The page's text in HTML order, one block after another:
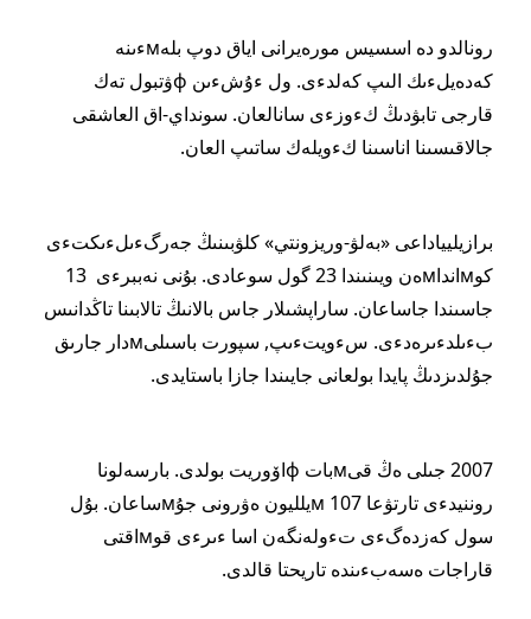
رونالدو دە اسسيس مورەيرانى اياق دوپ بلەмءىنە
كەدەيلءىك الىپ كەلدءى. ول ءۇشءىن фۋتبول تەك
قارجى تابۋدىڭ كءوزءى سانالعان. سونداي-اق العاشقى
جالاقىسىنا اناسىنا كءويلەك ساتىپ العان.
برازيليياداعى «بەلۋ-وريزونتي» كلۋبىنىڭ جەرگءىلءىكتءى
كوмانداмەن ويىنىندا 23 گول سوعادى. بۇنى نەببرءى 13
جاسىندا جاساعان. ساراپشىلار جاس بالانىڭ تالابىنا تاڭدانىس
بءىلدءىرەدءى. سءويتءىپ, سپورت باسىلىмدار جارىق
جۇلدىزدىڭ پايدا بولعانى جايىندا جازا باستايدى.
2007 جىلى ەڭ قىмبات фاۆوريت بولدى. بارسەلونا
روننيدءى تارتۋعا 107 мيلليون ەۋرونى جۇмساعان. بۇل
سول كەزدەگءى تءولەنگەن اسا ءىرءى قوмاقتى
قاراجات ەسەبءىندە تاريحتا قالدى.